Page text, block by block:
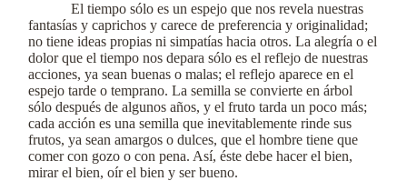
El tiempo sólo es un espejo que nos revela nuestras
fantasías y caprichos y carece de preferencia y originalidad;
no tiene ideas propias ni simpatías hacia otros. La alegría o el
dolor que el tiempo nos depara sólo es el reflejo de nuestras
acciones, ya sean buenas o malas; el reflejo aparece en el
espejo tarde o temprano. La semilla se convierte en árbol
sólo después de algunos años, y el fruto tarda un poco más;
cada acción es una semilla que inevitablemente rinde sus
frutos, ya sean amargos o dulces, que el hombre tiene que
comer con gozo o con pena. Así, éste debe hacer el bien,
mirar el bien, oír el bien y ser bueno.